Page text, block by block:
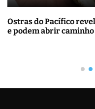
do Pacífico revelam
abrir caminho